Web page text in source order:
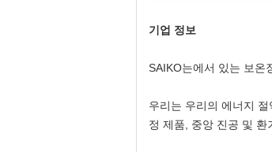
기업 정보
SAIKO는에서 있는 보온
우리는 우리의 에너지
정 제품, 중앙 진공 및 환